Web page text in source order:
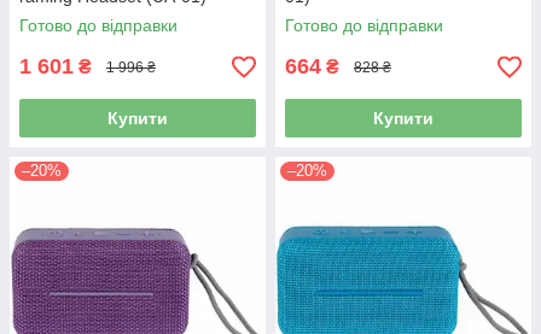
Готово до відправки
1 601 ₴ 1 996 ₴
Купити
Готово до відправки
664 ₴ 828 ₴
Купити
–20% –20%